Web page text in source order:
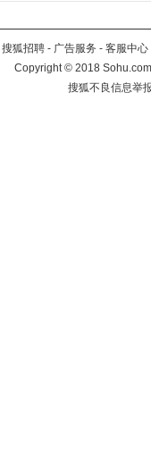
搜狐招聘 - 广告服务 - 客服中心
Copyright©2018
搜狐不良信息举